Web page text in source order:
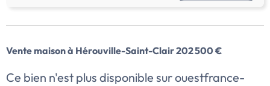
Vente maison à Hérouville-Saint-Clair 202 500 €
Ce bien n'est plus disponible sur ouestfrance-